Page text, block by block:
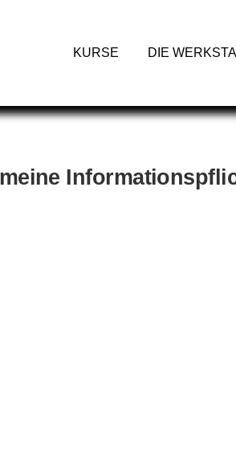
KURSE DIE